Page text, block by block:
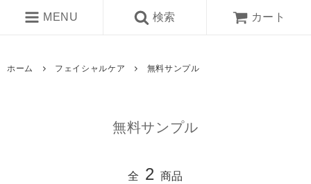
MENU 検索 カート
ホーム フェイシャルケア 無料サンプル
無料サンプル
全 2 商品